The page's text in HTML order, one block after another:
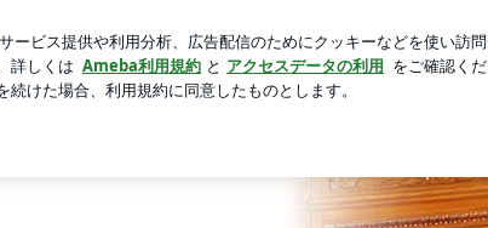
ィシャルブログ Powered by Ameba
ーグ